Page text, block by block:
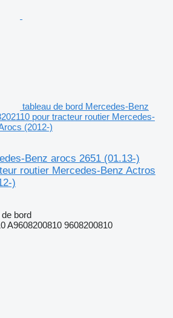
tableau de bord Mercedes-Benz
pour tracteur routier Mercedes-
(2012-)
Benz arocs 2651 (01.13-)
routier Mercedes-Benz Actros
)
bord
A9608200810 9608200810